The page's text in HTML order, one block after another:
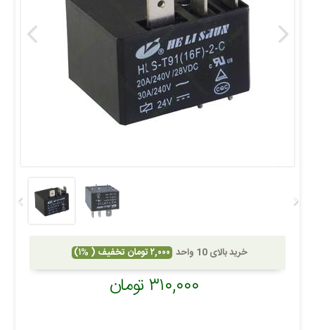
خرید بالای 10 واحد ۲,۰۰۰ تومان تخفیف ( %۱)
۳۱۰,۰۰۰ تومان